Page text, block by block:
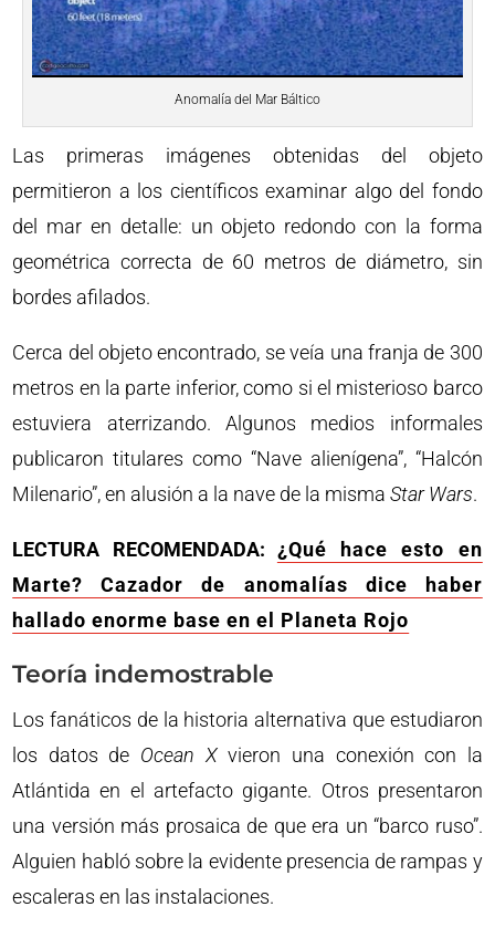
Anomalía del Mar Báltico
Las primeras imágenes obtenidas del objeto
permitieron a los científicos examinar algo del fondo
del mar en detalle: un objeto redondo con la forma
geométrica correcta de 60 metros de diámetro, sin
bordes afilados.
Cerca del objeto encontrado, se veía una franja de 300
metros en la parte inferior, como si el misterioso barco
estuviera aterrizando. Algunos medios informales
publicaron titulares como “Nave alienígena”, “Halcón
Milenario”, en alusión a la nave de la mismaStar Wars.
LECTURA RECOMENDADA: ¿Qué hace esto en
Marte? Cazador de anomalías dice haber
hallado enorme base en el Planeta Rojo
Teoría indemostrable
Los fanáticos de la historia alternativa que estudiaron
los datos de Ocean Xvieron una conexión con la
Atlántida en el artefacto gigante. Otros presentaron
una versión más prosaica de que era un “barco ruso”.
Alguien habló sobre la evidente presencia de rampas y
escaleras en las instalaciones.